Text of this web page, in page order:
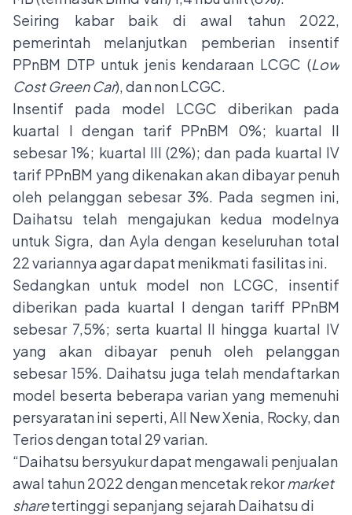
Seiring kabar baik di awal tahun 2022,
pemerintah melanjutkan pemberian insentif
PPnBM DTP untuk jenis kendaraan LCGC (Low
Cost Green Car), dan non LCGC.
Insentif pada model LCGC diberikan pada
kuartal I dengan tarif PPnBM 0%; kuartal II
sebesar 1%; kuartal III (2%); dan pada kuartal IV
tarif PPnBM yang dikenakan akan dibayar penuh
oleh pelanggan sebesar 3%. Pada segmen ini,
Daihatsu telah mengajukan kedua modelnya
untuk Sigra, dan Ayla dengan keseluruhan total
22 variannya agar dapat menikmati fasilitas ini.
Sedangkan untuk model non LCGC, insentif
diberikan pada kuartal I dengan tariff PPnBM
sebesar 7,5%; serta kuartal II hingga kuartal IV
yang akan dibayar penuh oleh pelanggan
sebesar 15%. Daihatsu juga telah mendaftarkan
model beserta beberapa varian yang memenuhi
persyaratan ini seperti, All New Xenia, Rocky, dan
Terios dengan total 29 varian.
“Daihatsu bersyukur dapat mengawali penjualan
awal tahun 2022 dengan mencetak rekormarket
sharetertinggi sepanjang sejarah Daihatsu di